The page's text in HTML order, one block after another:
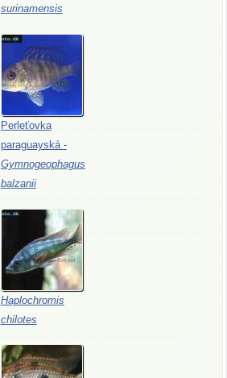
surinamensis
Perleťovka
paraguayská -
Gymnogeophagus
balzanii
Haplochromis
chilotes